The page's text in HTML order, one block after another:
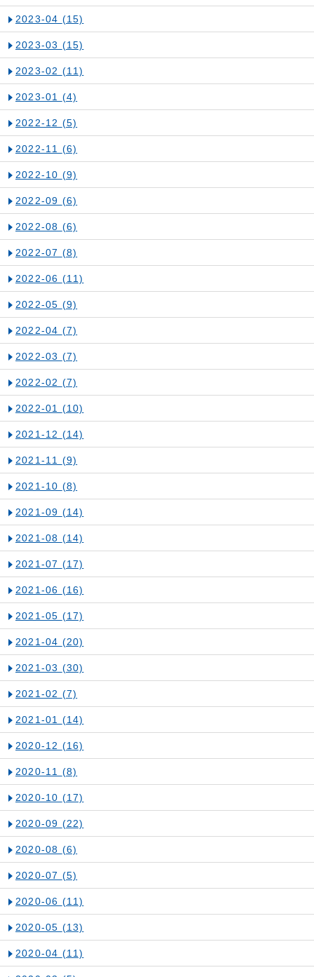
2023-04 (15)
2023-03 (15)
2023-02 (11)
2023-01 (4)
2022-12 (5)
2022-11 (6)
2022-10 (9)
2022-09 (6)
2022-08 (6)
2022-07 (8)
2022-06 (11)
2022-05 (9)
2022-04 (7)
2022-03 (7)
2022-02 (7)
2022-01 (10)
2021-12 (14)
2021-11 (9)
2021-10 (8)
2021-09 (14)
2021-08 (14)
2021-07 (17)
2021-06 (16)
2021-05 (17)
2021-04 (20)
2021-03 (30)
2021-02 (7)
2021-01 (14)
2020-12 (16)
2020-11 (8)
2020-10 (17)
2020-09 (22)
2020-08 (6)
2020-07 (5)
2020-06 (11)
2020-05 (13)
2020-04 (11)